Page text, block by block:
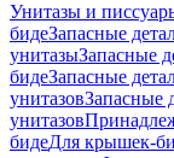
Унитазы и
бидеЗапасные
унитазыЗапасные
бидеЗапасные
унитазовЗапасные
унитазов
бидеДля крышек-